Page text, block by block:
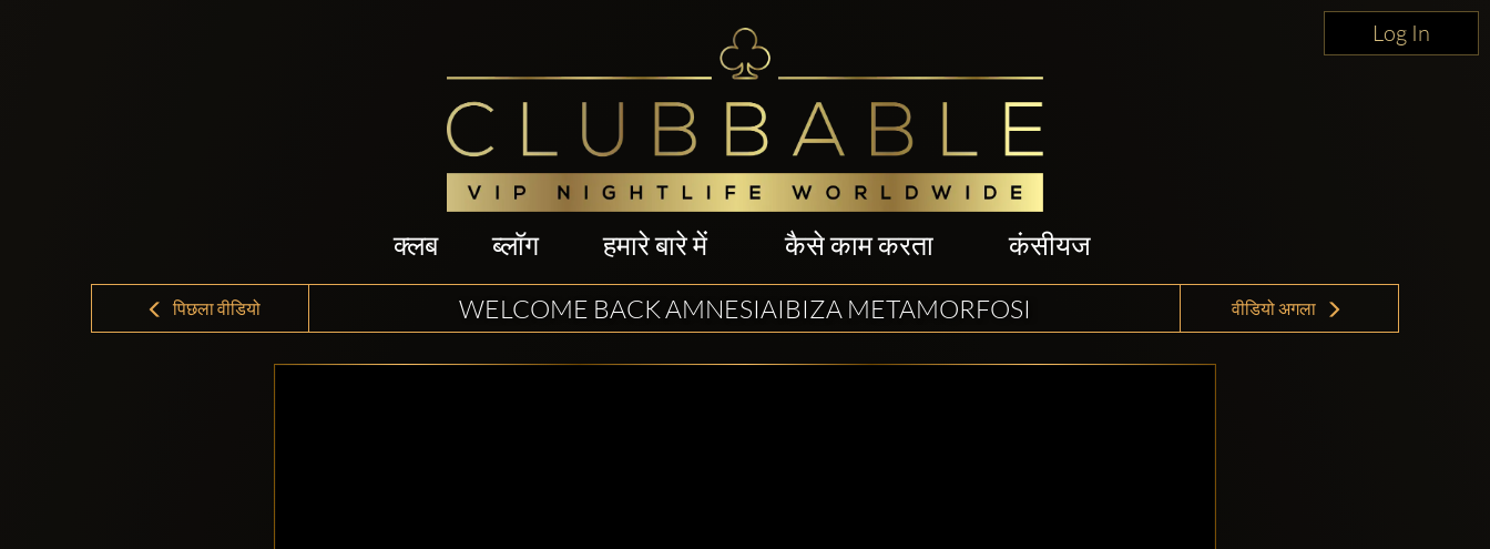
Log In
क्लब ब्लॉग हमारे बारे में कैसे काम करता कंसीयज
पिछला वीडियो WELCOME BACK AMNESIAIBIZA METAMORFOSI वीडियो अगला